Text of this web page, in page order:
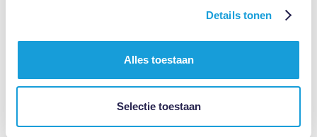
Details tonen
Alles toestaan
Selectie toestaan
Wat is een arbeidscontract
Lees meer